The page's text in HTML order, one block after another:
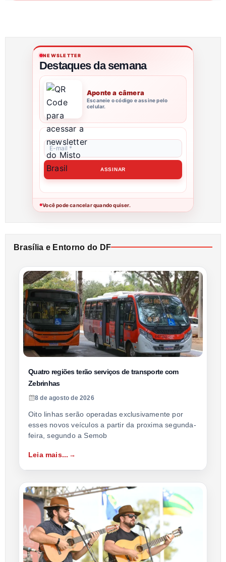
NEWSLETTER
Destaques da semana
Aponte a câmera
Escaneie o código e assine pelo
celular.
●Você pode cancelar quando quiser.
Brasília e Entorno do DF
Quatro regiões terão serviços de transporte com
Zebrinhas
8 de agosto de 2026
Oito linhas serão operadas exclusivamente por
esses novos veículos a partir da proxima segunda-
feira, segundo a Semob
Leia mais...